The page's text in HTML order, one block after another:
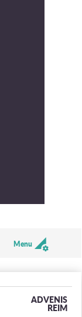
Menu
ADVENIS
REIM